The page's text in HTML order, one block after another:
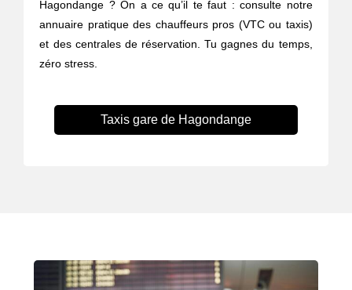
Hagondange ? On a ce qu’il te faut : consulte notre
annuaire pratique des chauffeurs pros (VTC ou taxis)
et des centrales de réservation. Tu gagnes du temps,
zéro stress.
Taxis gare de Hagondange